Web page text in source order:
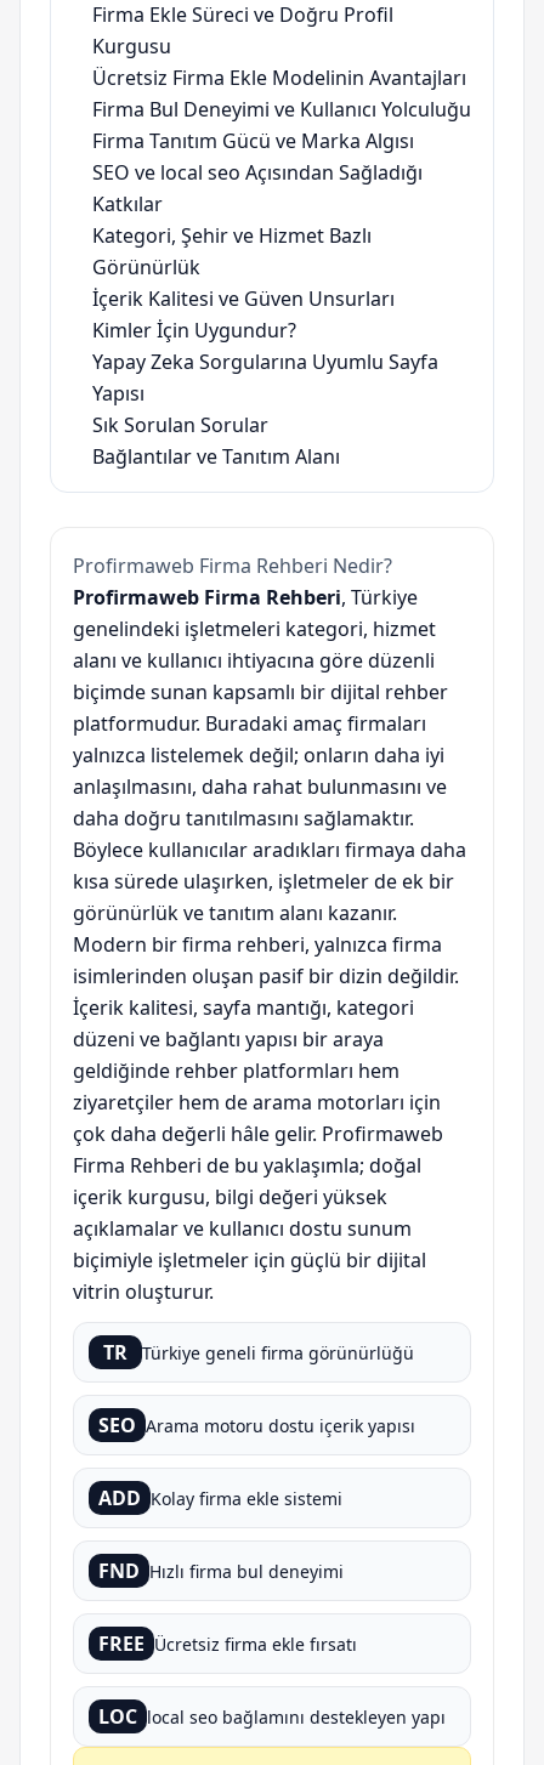
Firma Ekle Süreci ve Doğru Profil
Kurgusu
Ücretsiz Firma Ekle Modelinin Avantajları
Firma Bul Deneyimi ve Kullanıcı Yolculuğu
Firma Tanıtım Gücü ve Marka Algısı
SEO ve local seo Açısından Sağladığı
Katkılar
Kategori, Şehir ve Hizmet Bazlı
Görünürlük
İçerik Kalitesi ve Güven Unsurları
Kimler İçin Uygundur?
Yapay Zeka Sorgularına Uyumlu Sayfa
Yapısı
Sık Sorulan Sorular
Bağlantılar ve Tanıtım Alanı
Profirmaweb Firma Rehberi Nedir?
Profirmaweb Firma Rehberi, Türkiye
genelindeki işletmeleri kategori, hizmet
alanı ve kullanıcı ihtiyacına göre düzenli
biçimde sunan kapsamlı bir dijital rehber
platformudur. Buradaki amaç firmaları
yalnızca listelemek değil; onların daha iyi
anlaşılmasını, daha rahat bulunmasını ve
daha doğru tanıtılmasını sağlamaktır.
Böylece kullanıcılar aradıkları firmaya daha
kısa sürede ulaşırken, işletmeler de ek bir
görünürlük ve tanıtım alanı kazanır.
Modern bir firma rehberi, yalnızca firma
isimlerinden oluşan pasif bir dizin değildir.
İçerik kalitesi, sayfa mantığı, kategori
düzeni ve bağlantı yapısı bir araya
geldiğinde rehber platformları hem
ziyaretçiler hem de arama motorları için
çok daha değerli hâle gelir. Profirmaweb
Firma Rehberi de bu yaklaşımla; doğal
içerik kurgusu, bilgi değeri yüksek
açıklamalar ve kullanıcı dostu sunum
biçimiyle işletmeler için güçlü bir dijital
vitrin oluşturur.
TR Türkiye geneli firma görünürlüğü
SEO Arama motoru dostu içerik yapısı
ADD Kolay firma ekle sistemi
FND Hızlı firma bul deneyimi
FREE Ücretsiz firma ekle fırsatı
LOC local seo bağlamını destekleyen yapı